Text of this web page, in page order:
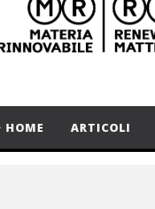
HOME ARTICOLI